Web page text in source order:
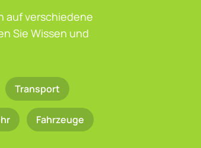
auf verschiedene
Sie Wissen und
Transport
Fahrzeuge